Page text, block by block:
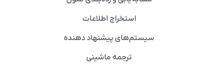
استخراج اطلاعات
سیستم‌های پیشنهاد دهنده
ترجمه ماشینی